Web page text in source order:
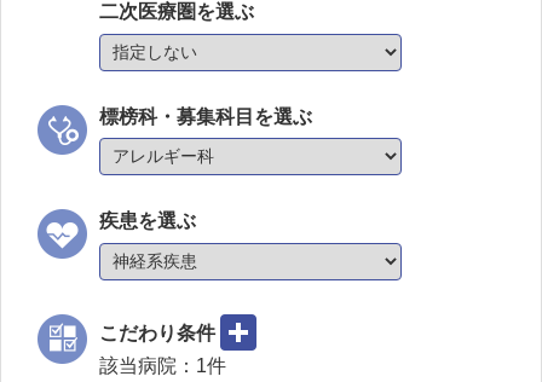
二次医療圏を選ぶ
標榜科・募集科目を選ぶ
疾患を選ぶ
こだわり条件
該当病院： 1件